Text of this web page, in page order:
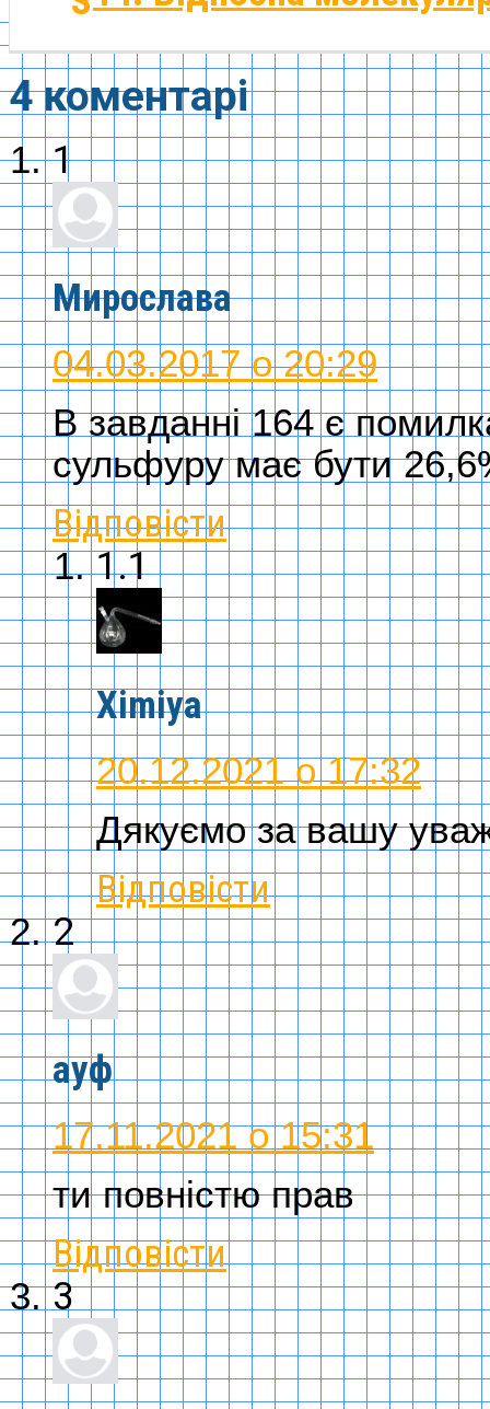
4 коментарі
1
Мирослава
04.03.2017 о 20:29
В завданні 164 є
сульфуру має бути
Відповісти
1.1
Ximiya
20.12.2021 о 17:32
Дякуємо за вашу
Відповісти
2
ауф
17.11.2021 о 15:31
ти повністю прав
Відповісти
3